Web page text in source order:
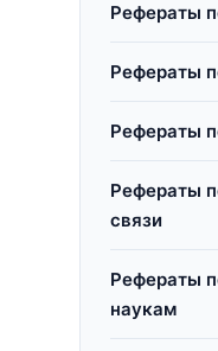
Рефераты
Рефераты
Рефераты
Рефераты
связи
Рефераты
наукам